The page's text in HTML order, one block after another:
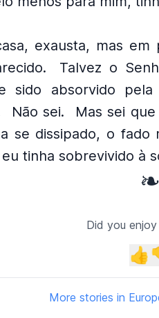
exausta, mas em
Talvez o
sido absorvido
Não sei.
Mas sei
se dissipado, o fado
tinha sobrevivido à
❧
Did you
👍
More stories in